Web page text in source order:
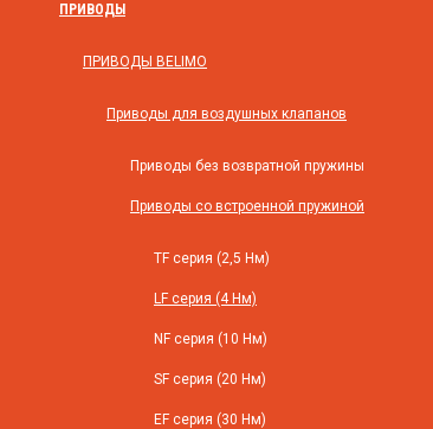
ПРИВОДЫ
ПРИВОДЫ BELIMO
Приводы для воздушных клапанов
Приводы без возвратной пружины
Приводы со встроенной пружиной
TF серия (2,5 Нм)
LF серия (4 Нм)
NF серия (10 Нм)
SF серия (20 Нм)
EF серия (30 Нм)